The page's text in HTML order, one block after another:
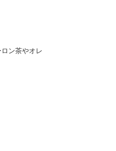
ン茶やオレ